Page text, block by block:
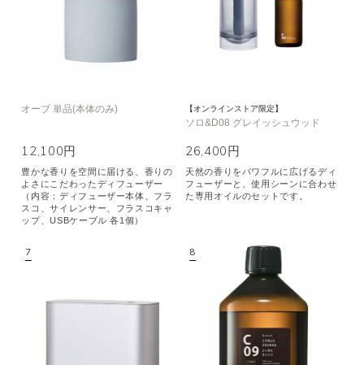
オーブ 単品(本体のみ)
12,100円
豊かな香りを空間に届ける、香りの
よさにこだわったディフューザー
（内容：ディフューザー本体、フラ
スコ、サイレンサー、フラスコキャ
ップ、USBケーブル 各1個）
【オンラインストア限定】
ソロ&D08 グレイッシュウッド
26,400円
天然の香りをパワフルに広げるディ
フューザーと、使用シーンに合わせ
た専用オイルのセットです。